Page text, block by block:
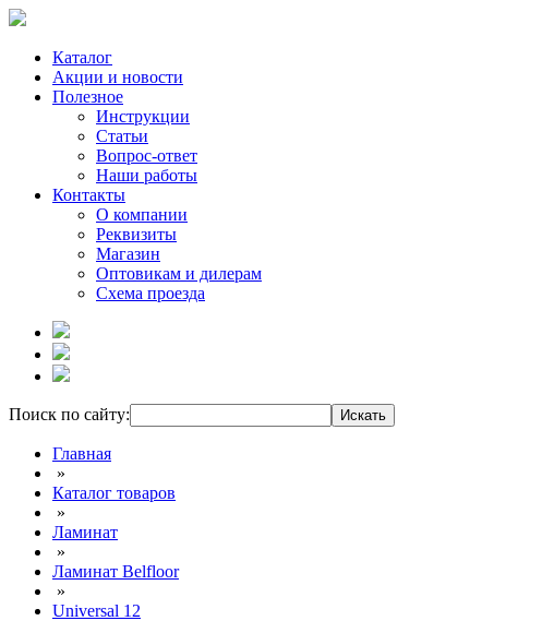
Каталог
Акции и новости
Полезное
Инструкции
Статьи
Вопрос-ответ
Наши работы
Контакты
О компании
Реквизиты
Магазин
Оптовикам и дилерам
Схема проезда
Поиск по сайту:
Главная
»
Каталог товаров
»
Ламинат
»
Ламинат Belfloor
»
Universal 12